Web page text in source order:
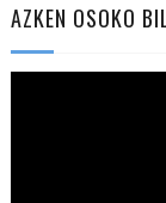
AZKEN OSOKO